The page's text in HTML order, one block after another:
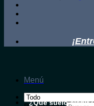
Menú
¿Qué suelo elegir?